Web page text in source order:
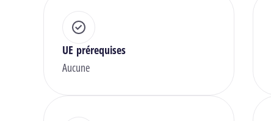
UE prérequises
Aucune